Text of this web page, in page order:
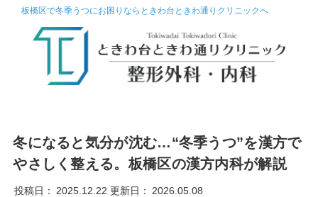
板橋区で冬季うつにお困りならときわ台ときわ通りクリニックへ
冬になると気分が沈む…“冬季うつ”を漢方で
やさしく整える。板橋区の漢方内科が解説
更新日： 2026.05.08
投稿日： 2025.12.22